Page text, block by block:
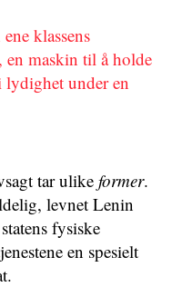
klassens
en maskin til å holde
lydighet under en
tar ulike former.
levnet Lenin
fysiske
en spesielt